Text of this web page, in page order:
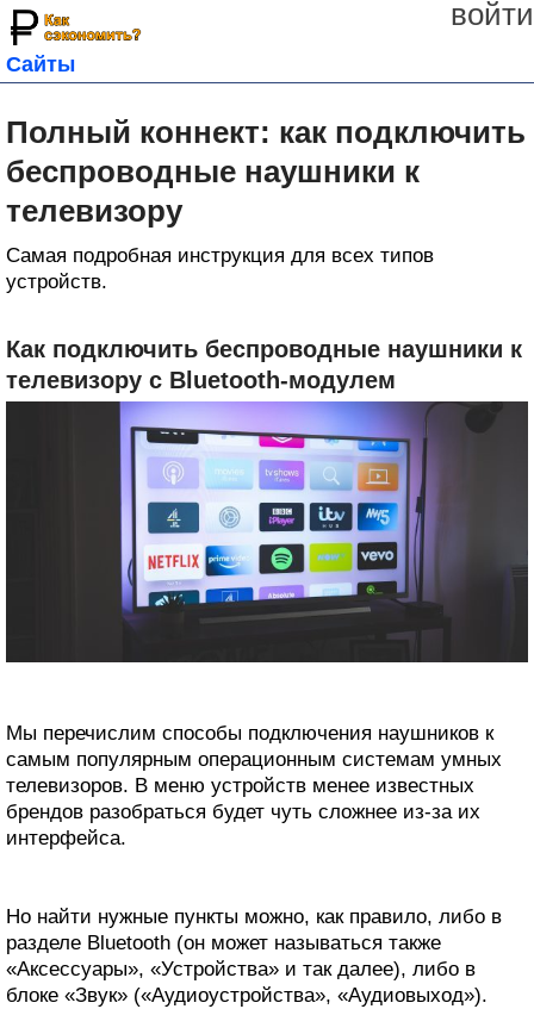
войти
Сайты
Полный коннект: как подключить
беспроводные наушники к
телевизору
Самая подробная инструкция для всех типов
устройств.
Как подключить беспроводные наушники к
телевизору с Bluetooth‑модулем
Мы перечислим способы подключения наушников к
самым популярным операционным системам умных
телевизоров. В меню устройств менее известных
брендов разобраться будет чуть сложнее из‑за их
интерфейса.
Но найти нужные пункты можно, как правило, либо в
разделе Bluetooth (он может называться также
«Аксессуары», «Устройства» и так далее), либо в
блоке «Звук» («Аудиоустройства», «Аудиовыход»).